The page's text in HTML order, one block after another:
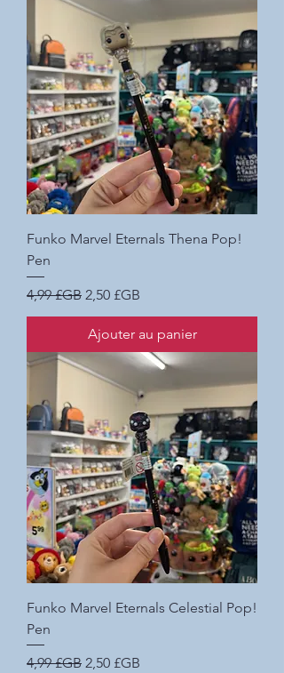
Funko Marvel Eternals Thena Pop!
Pen
Prix original
4,99 £GB Prix promotionnel
2,50 £GB
Ajouter au panier
Funko Marvel Eternals Celestial Pop!
Pen
Prix original
4,99 £GB Prix promotionnel
2,50 £GB